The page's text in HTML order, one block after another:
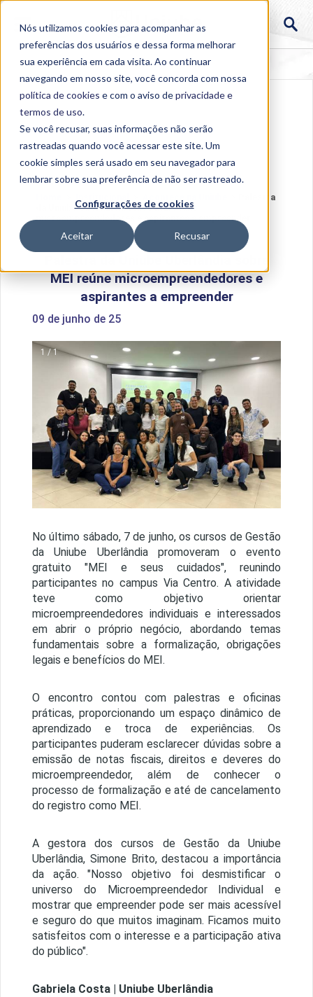
Nós utilizamos cookies para acompanhar as
preferências dos usuários e dessa forma melhorar
sua experiência em cada visita. Ao continuar
navegando em nosso site, você concorda com nossa
política de cookies e com o aviso deprivacidade e
termos de uso.
Se você recusar, suas informações não serão
rastreadas quando você acessar este site. Um
cookie simples será usado em seu navegador para
lembrar sobre sua preferência de não ser rastreado.
Configurações de cookies
Aceitar Recusar
Palestra
da Uniube Uberlândia sobre MEI reúne
microempreendedores e aspirantes a empreender
MEI reúne microempreendedores e
aspirantes a empreender
09 de junho de 25
1 / 1
No último sábado, 7 de junho, os cursos de Gestão
da Uniube Uberlândia promoveram o evento
gratuito "MEI e seus cuidados", reunindo
participantes no campus Via Centro. A atividade
teve como objetivo orientar
microempreendedores individuais e interessados
em abrir o próprio negócio, abordando temas
fundamentais sobre a formalização, obrigações
legais e benefícios do MEI.
O encontro contou com palestras e oficinas
práticas, proporcionando um espaço dinâmico de
aprendizado e troca de experiências. Os
participantes puderam esclarecer dúvidas sobre a
emissão de notas fiscais, direitos e deveres do
microempreendedor, além de conhecer o
processo de formalização e até de cancelamento
do registro como MEI.
A gestora dos cursos de Gestão da Uniube
Uberlândia, Simone Brito, destacou a importância
da ação. "Nosso objetivo foi desmistificar o
universo do Microempreendedor Individual e
mostrar que empreender pode ser mais acessível
e seguro do que muitos imaginam. Ficamos muito
satisfeitos com o interesse e a participação ativa
do público".
Gabriela Costa | Uniube Uberlândia